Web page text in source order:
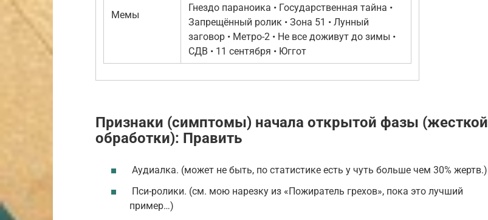
Мемы
Гнездо параноика • Государственная тайна •
Запрещённый ролик • Зона 51 • Лунный
заговор • Метро-2 • Не все доживут до зимы •
СДВ • 11 сентября • Юггот
Признаки (симптомы) начала открытой фазы (жесткой
обработки): Править
Аудиалка. (может не быть, по статистике есть у чуть больше чем 30% жертв.)
Пси-ролики. (см. мою нарезку из «Пожиратель грехов», пока это лучший
пример…)